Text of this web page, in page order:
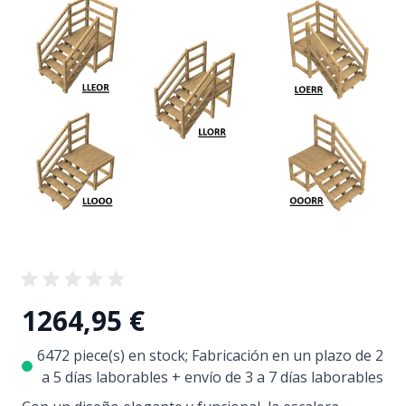
1264,95 €
6472 piece(s) en stock; Fabricación en un plazo de 2
a 5 días laborables + envío de 3 a 7 días laborables